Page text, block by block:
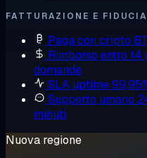
FATTURAZIONE E FIDUCIA
Paga con cripto
Rimborso entro 14
domande
SLA uptime
Supporto umano
minuti
Nuova regione